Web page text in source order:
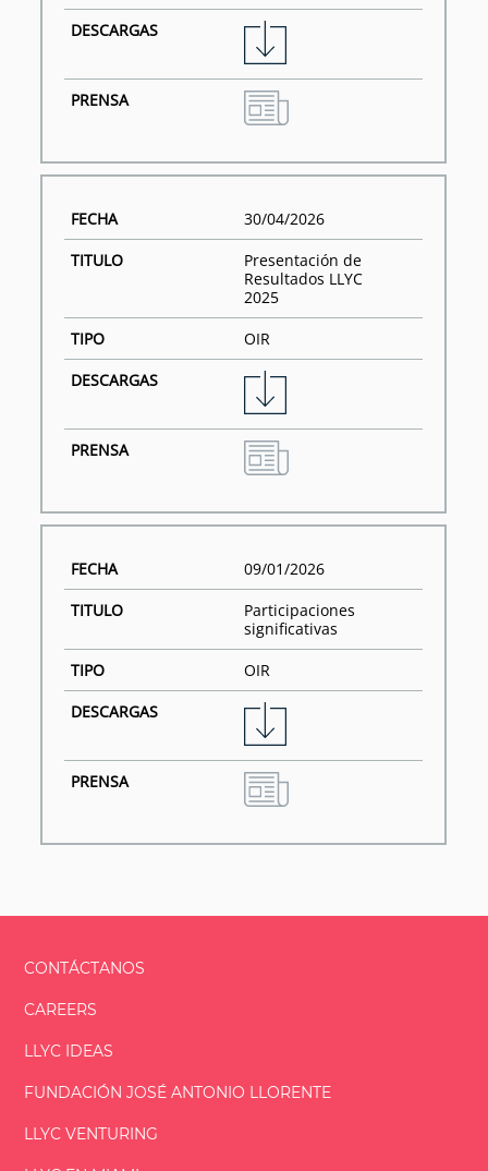
30/04/2026
Presentación de
Resultados LLYC
2025
OIR
09/01/2026
Participaciones
significativas
OIR
CONTÁCTANOS
CAREERS
LLYC IDEAS
FUNDACIÓNJOSÉ ANTONIO LLORENTE
LLYC VENTURING